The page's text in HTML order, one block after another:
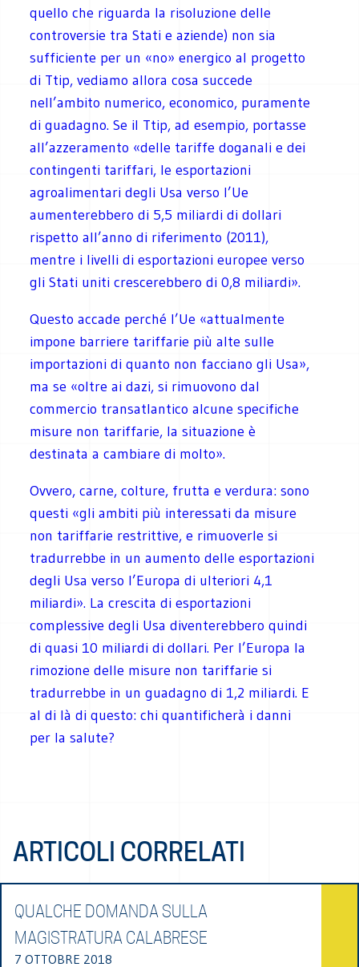
quello che riguarda la risoluzione delle
controversie tra Stati e aziende) non sia
sufficiente per un «no» energico al progetto
di Ttip, vediamo allora cosa succede
nell’ambito numerico, economico, puramente
di guadagno. Se il Ttip, ad esempio, portasse
all’azzeramento «delle tariffe doganali e dei
contingenti tariffari, le esportazioni
agroalimentari degli Usa verso l’Ue
aumenterebbero di 5,5 miliardi di dollari
rispetto all’anno di riferimento (2011),
mentre i livelli di esportazioni europee verso
gli Stati uniti crescerebbero di 0,8 miliardi».
Questo accade perché l’Ue «attualmente
impone barriere tariffarie più alte sulle
importazioni di quanto non facciano gli Usa»,
ma se «oltre ai dazi, si rimuovono dal
commercio transatlantico alcune specifiche
misure non tariffarie, la situazione è
destinata a cambiare di molto».
Ovvero, carne, colture, frutta e verdura: sono
questi «gli ambiti più interessati da misure
non tariffarie restrittive, e rimuoverle si
tradurrebbe in un aumento delle esportazioni
degli Usa verso l’Europa di ulteriori 4,1
miliardi». La crescita di esportazioni
complessive degli Usa diventerebbero quindi
di quasi 10 miliardi di dollari. Per l’Europa la
rimozione delle misure non tariffarie si
tradurrebbe in un guadagno di 1,2 miliardi. E
al di là di questo: chi quantificherà i danni
per la salute?
ARTICOLI CORRELATI
QUALCHE DOMANDA SULLA
MAGISTRATURA CALABRESE
7 OTTOBRE 2018